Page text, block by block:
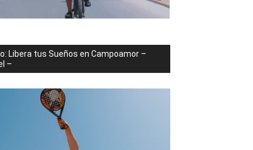
Libera tus Sueños en Campoamor –
–